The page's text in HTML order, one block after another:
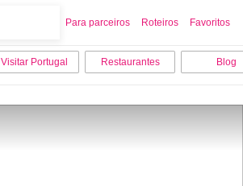
Para parceiros Roteiros Favoritos
Visitar Portugal Restaurantes Blog